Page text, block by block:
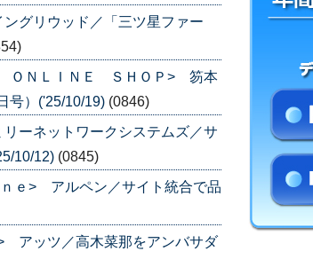
グリウッド／「三ツ星ファー
ＯＮＬＩＮＥ ＳＨＯＰ> 笏本
号）('25/10/19) (0846)
ーネットワークシステムズ／サ
10/12) (0845)
ｅ> アルペン／サイト統合で品
アッツ／高木菜那をアンバサダ